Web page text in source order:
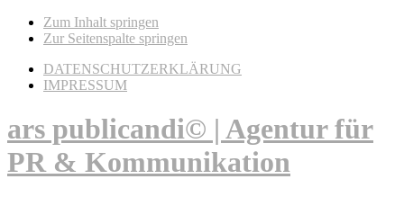
Zum Inhalt springen
Zur Seitenspalte springen
DATENSCHUTZERKLÄRUNG
IMPRESSUM
ars publicandi© | Agentur für
PR & Kommunikation